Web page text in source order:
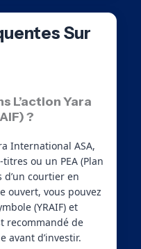
Sur
L’action Yara
?
International ASA,
ou un PEA (Plan
d’un courtier en
ouvert, vous pouvez
(YRAIF) et
recommandé de
avant d’investir.